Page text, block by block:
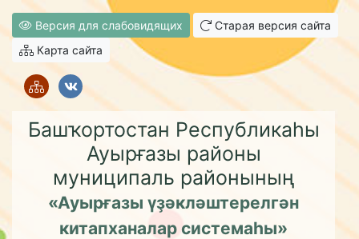
Версия для слабовидящих
Старая версия сайта
Карта сайта
Башҡортостан Республикаһы
Ауырғазы районы
муниципаль районының
«Ауырғазы үҙәкләштерелгән
китапханалар системаһы»